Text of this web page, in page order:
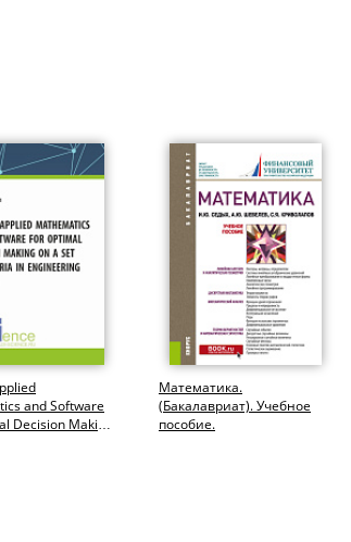
and Software
Decision Making
Математика.
(Бакалавриат). Учебное
пособие.